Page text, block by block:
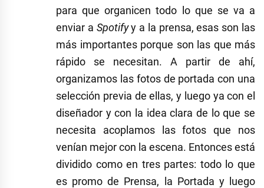
para que organicen todo lo que se va a
enviar a Spotifyy a la prensa, esas son las
más importantes porque son las que más
rápido se necesitan. A partir de ahí,
organizamos las fotos de portada con una
selección previa de ellas, y luego ya con el
diseñador y con la idea clara de lo que se
necesita acoplamos las fotos que nos
venían mejor con la escena. Entonces está
dividido como en tres partes: todo lo que
es promo de Prensa, la Portada y luego